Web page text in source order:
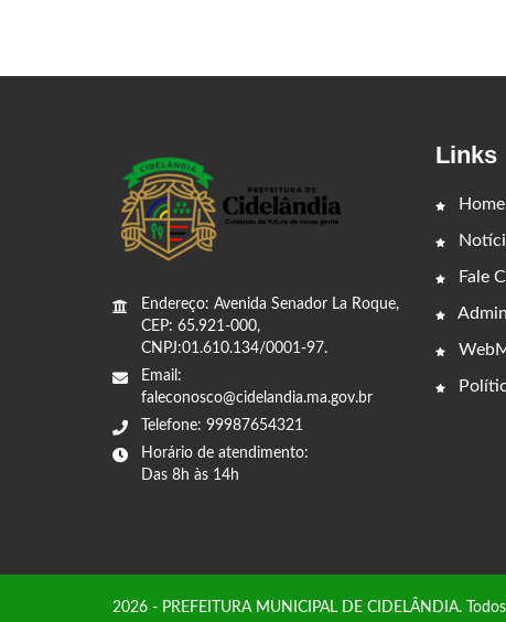
Endereço: Avenida Senador La Roque,
CEP: 65.921-000,
CNPJ:01.610.134/0001-97.
Email:
faleconosco@cidelandia.ma.gov.br
Telefone: 99987654321
Horário de atendimento:
Das 8h às 14h
Links
Home
Fale
2026 - PREFEITURA MUNICIPAL DE CIDELÂNDIA.